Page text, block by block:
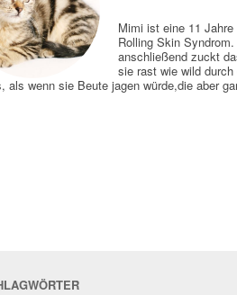
IMPFBERATUNG
HOMÖOPATHIE
AUTO-NOSODEN
Mimi ist eine 11
Rolling Skin
anschließend zuckt
sie rast wie wild
als wenn sie Beute jagen würde,die aber